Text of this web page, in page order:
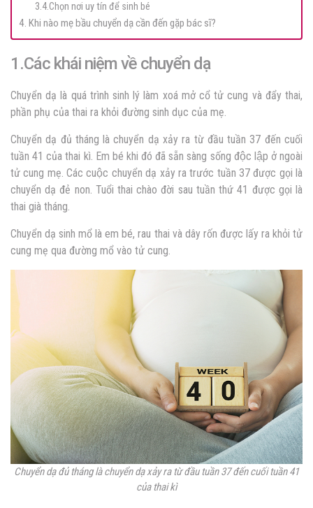
3.4.Chọn nơi uy tín để sinh bé
4. Khi nào mẹ bầu chuyển dạ cần đến gặp bác sĩ?
1.Các khái niệm về chuyển dạ
Chuyển dạ là quá trình sinh lý làm xoá mở cổ tử cung và đẩy thai,
phần phụ của thai ra khỏi đường sinh dục của mẹ.
Chuyển dạ đủ tháng là chuyển dạ xảy ra từ đầu tuần 37 đến cuối
tuần 41 của thai kì. Em bé khi đó đã sẵn sàng sống độc lập ở ngoài
tử cung mẹ. Các cuộc chuyển dạ xảy ra trước tuần 37 được gọi là
chuyển dạ đẻ non. Tuổi thai chào đời sau tuần thứ 41 được gọi là
thai già tháng.
Chuyển dạ sinh mổ là em bé, rau thai và dây rốn được lấy ra khỏi tử
cung mẹ qua đường mổ vào tử cung.
Chuyển dạ đủ tháng là chuyển dạ xảy ra từ đầu tuần 37 đến cuối tuần 41
của thai kì